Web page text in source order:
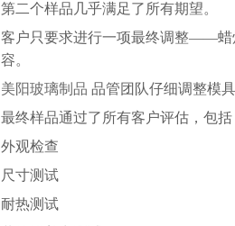
第二个样品几乎满足了所有期望。
客户只要求进行一项最终调整——蜡
容。
美阳玻璃制品 品管团队仔细调整模
最终样品通过了所有客户评估，包括
外观检查
尺寸测试
耐热测试